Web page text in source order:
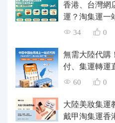
香港、台灣網
運？淘集運一
34 0
無需大陸代購
付、集運轉運
60 0
大陸美妝集運
戴甲淘集運香